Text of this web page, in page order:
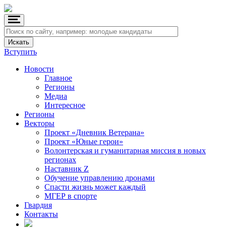
Вступить
Новости
Главное
Регионы
Медиа
Интересное
Регионы
Векторы
Проект «Дневник Ветерана»
Проект «Юные герои»
Волонтерская и гуманитарная миссия в новых
регионах
Наставник Z
Обучение управлению дронами
Спасти жизнь может каждый
МГЕР в спорте
Гвардия
Контакты